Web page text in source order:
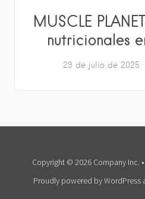
MUSCLE
nutricionales
29 de julio de 2025
Copyright © 2026 Company Inc.
Proudly powered by WordPress